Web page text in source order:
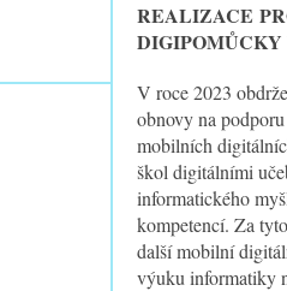
REALIZACE
V roce 2023
obnovy na
mobilních
škol digitálními
informatického
kompetencí. Za
další mobilní
výuku informatiky